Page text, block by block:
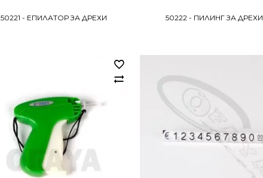
50221 - ЕПИЛАТОР ЗА ДРЕХИ 50222 - ПИЛИНГ ЗА ДРЕХИ